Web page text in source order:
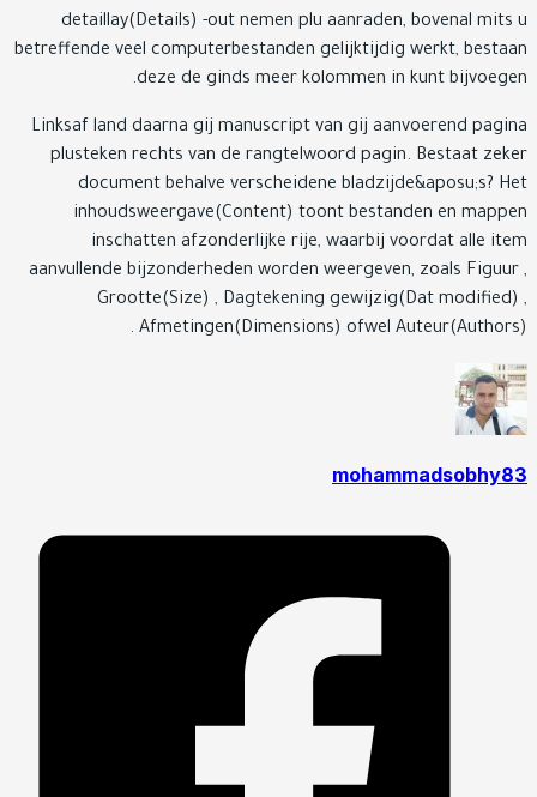
detaillay(Details) -out nemen plu aanraden, bovenal
betreffende veel computerbestanden gelijktijdig werkt,
deze de ginds meer kolommen in kunt
Linksaf land daarna gij manuscript van gij aanvoerend
plusteken rechts van de rangtelwoord pagin. Bestaat
document behalve verscheidene bladzijde&aposu;s?
inhoudsweergave(Content) toont bestanden en
inschatten afzonderlijke rije, waarbij voordat alle
aanvullende bijzonderheden worden weergeven, zoals
Grootte(Size) , Dagtekening gewijzig(Dat
Afmetingen(Dimensions) ofwel